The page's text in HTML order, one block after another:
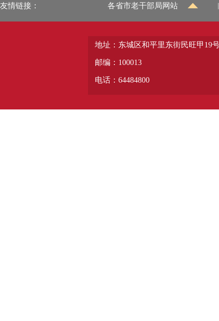
友情链接： 各省市老干部局网站
地址：东城区和平里东街民旺甲19
邮编：100013
电话：64484800